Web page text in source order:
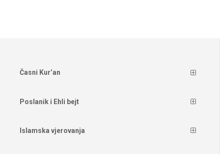
Časni Kur’an
Poslanik i Ehli bejt
Islamska vjerovanja